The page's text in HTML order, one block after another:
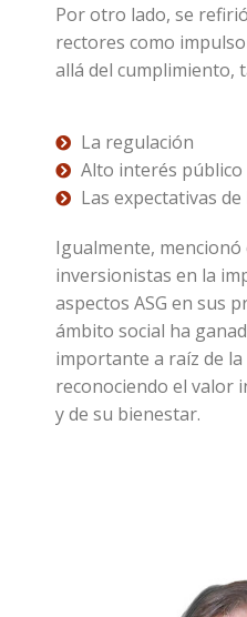
Por otro lado, se
rectores como
allá del cumplimiento,
La regulación
Alto interés público
Las expectativas
Igualmente, mencionó
inversionistas en la
aspectos ASG en sus
ámbito social ha
importante a raíz de la
reconociendo el valor
y de su bienestar.